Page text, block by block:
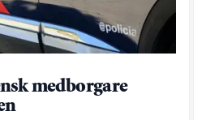
medborgare